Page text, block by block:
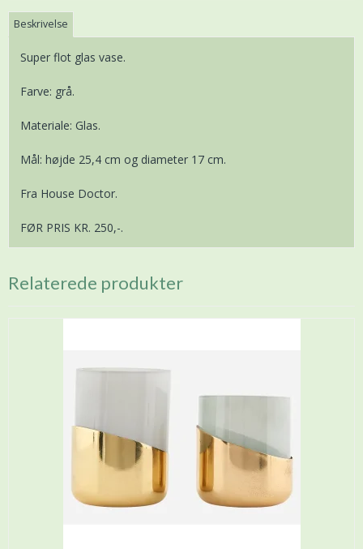
Beskrivelse
Super flot glas vase.
Farve: grå.
Materiale: Glas.
Mål: højde 25,4 cm og diameter 17 cm.
Fra House Doctor.
FØR PRIS KR. 250,-.
Relaterede produkter